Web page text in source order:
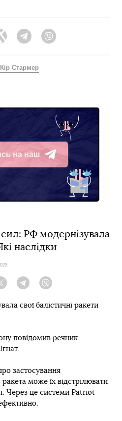
Twitter Telegram
Кір Стармер
на наш
РФ модернізувала
наслідки
Twitter Telegram
свої балістичні ракети
повідомив речник
застосування
може їх відстрілювати
Через це системи Patriot